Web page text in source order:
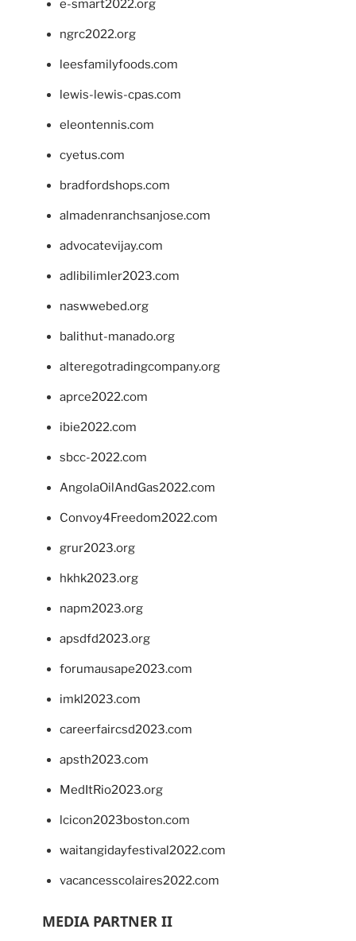
e-smart2022.org
ngrc2022.org
leesfamilyfoods.com
lewis-lewis-cpas.com
eleontennis.com
cyetus.com
bradfordshops.com
almadenranchsanjose.com
advocatevijay.com
adlibilimler2023.com
naswwebed.org
balithut-manado.org
alteregotradingcompany.org
aprce2022.com
ibie2022.com
sbcc-2022.com
AngolaOilAndGas2022.com
Convoy4Freedom2022.com
grur2023.org
hkhk2023.org
napm2023.org
apsdfd2023.org
forumausape2023.com
imkl2023.com
careerfaircsd2023.com
apsth2023.com
MedItRio2023.org
lcicon2023boston.com
waitangidayfestival2022.com
vacancesscolaires2022.com
MEDIA PARTNER II